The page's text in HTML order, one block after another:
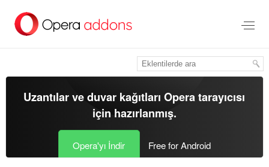
içeriğe
Uzantılar ve duvar kağıtlarıOpera tarayıcısı
için hazırlanmış.
Opera'yı İndir Free for Android